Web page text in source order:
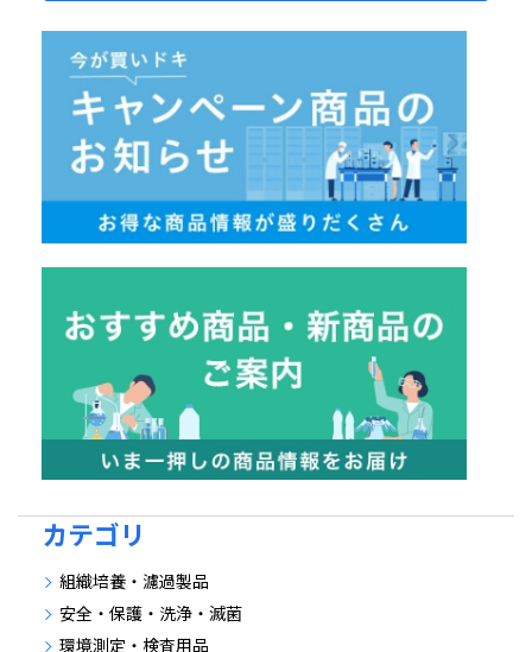
カテゴリ
組織培養・濾過製品
安全・保護・洗浄・滅菌
環境測定・検査用品